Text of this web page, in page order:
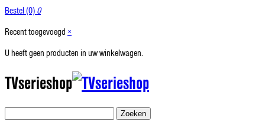
Bestel (0) 0
Recent toegevoegd ×
U heeft geen producten in uw winkelwagen.
TVserieshop
Zoeken